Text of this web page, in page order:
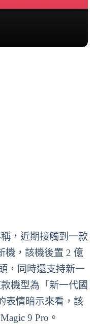
，近期接觸到一款
機，該機後置 2 億
，同時還支持新一
機型為「新一代國
表情暗示來看，該
9 Pro。